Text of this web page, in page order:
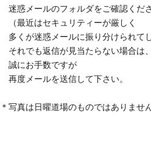
迷惑メールのフォルダをご確認くださ
（最近はセキュリティーが厳しく
多くが迷惑メールに振り分けられて
それでも返信が見当たらない場合は、
誠にお手数ですが
再度メールを送信して下さい。
＊写真は日曜道場のものではありません